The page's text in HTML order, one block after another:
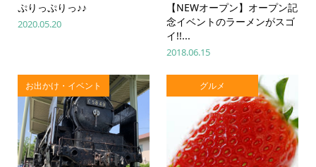
ぷりっぷりっ♪♪
2020.05.20
【NEWオープン】オープン記
念イベントのラーメンがスゴ
イ!!...
2018.06.15
お出かけ・イベント グルメ